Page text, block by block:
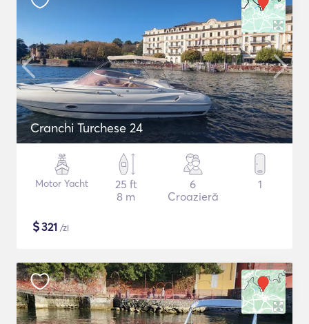
Cranchi Turchese 24
Motor Yacht
25 ft
8 m
6
Croazieră
1
$321 /zi